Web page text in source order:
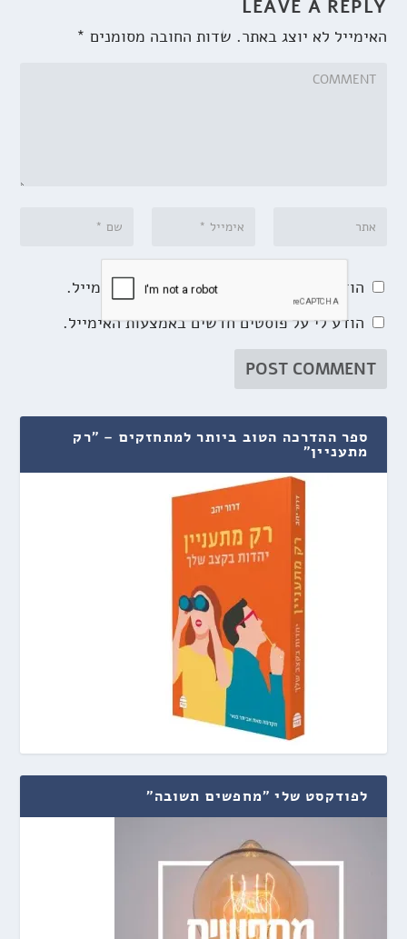
LEAVE A REPLY
האימייל לא יוצג באתר. שדות החובה מסומנים *
הודע לי על תגובות נוספות באמצעות האימייל.
הודע לי על פוסטים חדשים באמצעות האימייל.
ספר ההדרכה הטוב ביותר למתחזקים – "רק
מתעניין"
לפודקסט שלי "מחפשים תשובה"